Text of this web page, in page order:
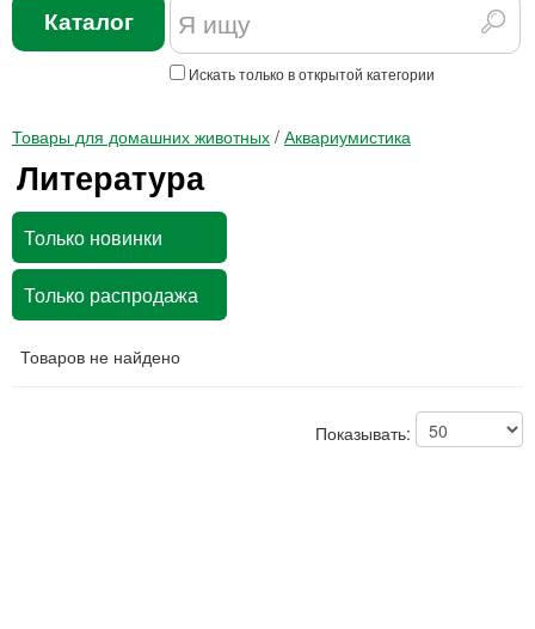
Каталог
Искать только в открытой категории
Товары для домашних животных / Аквариумистика
Литература
Только новинки
Только распродажа
Товаров не найдено
Показывать: